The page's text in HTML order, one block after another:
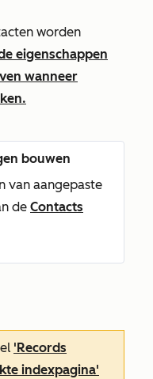
worden
eigenschappen
wanneer
bouwen
van aangepaste
de Contacts
'Records
indexpagina'